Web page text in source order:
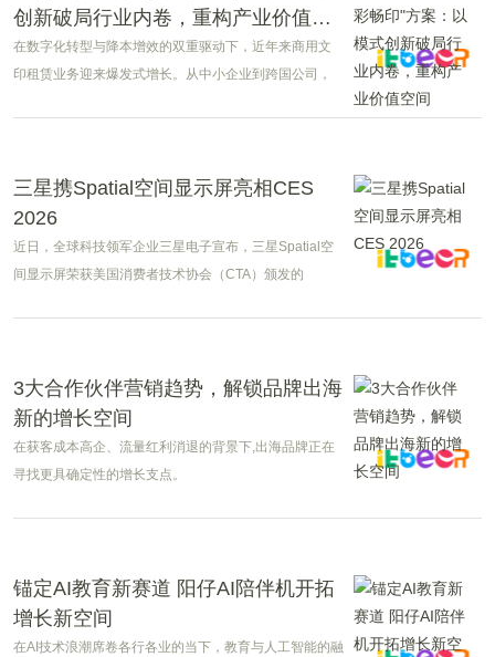
创新破局行业内卷，重构产业价值空
间
在数字化转型与降本增效的双重驱动下，近年来商用文
印租赁业务迎来爆发式增长。从中小企业到跨国公司，
三星携Spatial空间显示屏亮相CES
2026
近日，全球科技领军企业三星电子宣布，三星Spatial空
间显示屏荣获美国消费者技术协会（CTA）颁发的
3大合作伙伴营销趋势，解锁品牌出海
新的增长空间
在获客成本高企、流量红利消退的背景下,出海品牌正在
寻找更具确定性的增长支点。
锚定AI教育新赛道 阳仔AI陪伴机开拓
增长新空间
在AI技术浪潮席卷各行各业的当下，教育与人工智能的融